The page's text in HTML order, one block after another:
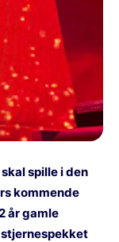
spille i den
kommende
år gamle